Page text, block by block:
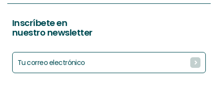
Inscríbete en
nuestro newsletter